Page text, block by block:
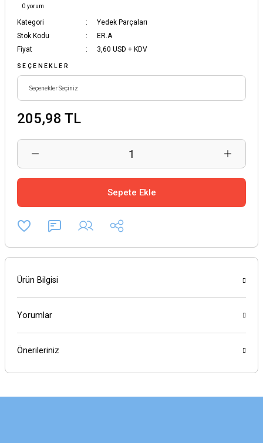
0 yorum
Kategori
Yedek Parçaları
Stok Kodu
ER.A
Fiyat
3,60 USD + KDV
SEÇENEKLER
205,98 TL
Sepete Ekle
Ürün Bilgisi
Yorumlar
Önerileriniz